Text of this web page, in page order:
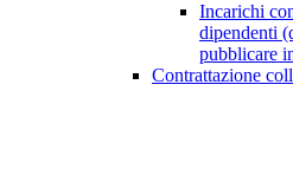
Incarichi
dipendenti
pubblicare
Contrattazione